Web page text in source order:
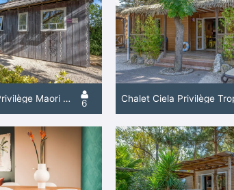
Mobil Home Ciela Privilège Maori - 3 Chambres - Lave-Vaisselle, Plancha 6